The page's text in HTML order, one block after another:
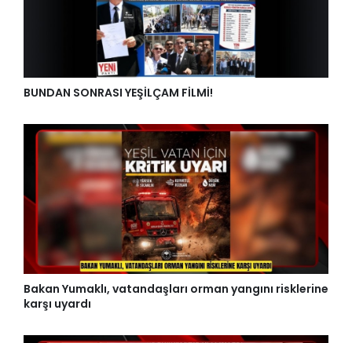
BUNDAN SONRASI YEŞİLÇAM FİLMİ!
Bakan Yumaklı, vatandaşları orman yangını risklerine
karşı uyardı